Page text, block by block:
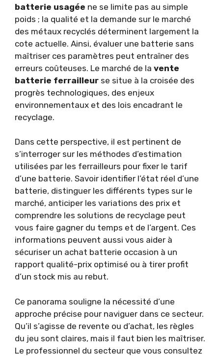
batterie usagée ne se limite pas au simple
poids ; la qualité et la demande sur le marché
des métaux recyclés déterminent largement la
cote actuelle. Ainsi, évaluer une batterie sans
maîtriser ces paramètres peut entraîner des
erreurs coûteuses. Le marché de la vente
batterie ferrailleur se situe à la croisée des
progrès technologiques, des enjeux
environnementaux et des lois encadrant le
recyclage.
Dans cette perspective, il est pertinent de
s’interroger sur les méthodes d’estimation
utilisées par les ferrailleurs pour fixer le tarif
d’une batterie. Savoir identifier l’état réel d’une
batterie, distinguer les différents types sur le
marché, anticiper les variations des prix et
comprendre les solutions de recyclage peut
vous faire gagner du temps et de l’argent. Ces
informations peuvent aussi vous aider à
sécuriser un achat batterie occasion à un
rapport qualité-prix optimisé ou à tirer profit
d’un stock mis au rebut.
Ce panorama souligne la nécessité d’une
approche précise pour naviguer dans ce secteur.
Qu’il s’agisse de revente ou d’achat, les règles
du jeu sont claires, mais il faut bien les maîtriser.
Le professionnel du secteur que vous consultez